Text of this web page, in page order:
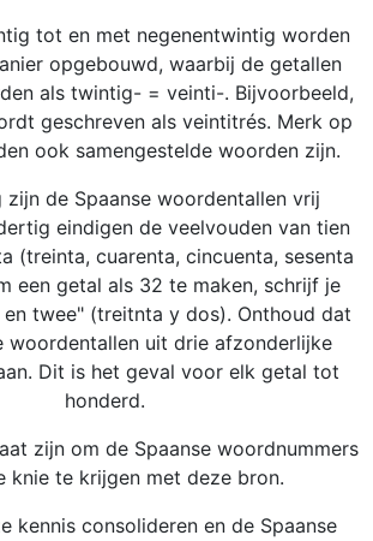
tot en met negenentwintig worden
opgebouwd, waarbij de getallen
als twintig- = veinti-. Bijvoorbeeld,
geschreven als veintitrés. Merk op
ook samengestelde woorden zijn.
de Spaanse woordentallen vrij
eindigen de veelvouden van tien
(treinta, cuarenta, cincuenta, sesenta
een getal als 32 te maken, schrijf je
twee" (treitnta y dos). Onthoud dat
woordentallen uit drie afzonderlijke
Dit is het geval voor elk getal tot
honderd.
zijn om de Spaanse woordnummers
knie te krijgen met deze bron.
kennis consolideren en de Spaanse